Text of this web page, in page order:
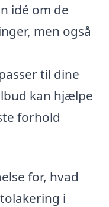
idé om de
men også
til dine
kan hjælpe
forhold
for, hvad
i